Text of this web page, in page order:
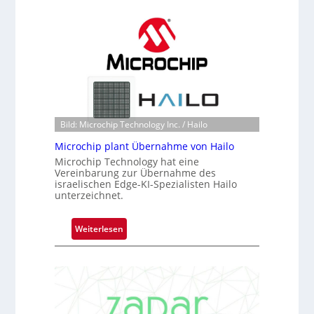
n
S
e
r
e
a
c
t
s
S
e
r
i
e
-
s
o
n
e
b
e
r
n
m
Bild: Microchip Technology Inc. / Hailo
Microchip plant Übernahme von Hailo
Microchip Technology hat eine
Vereinbarung zur Übernahme des
israelischen Edge-KI-Spezialisten Hailo
unterzeichnet.
Weiterlesen:
M
o